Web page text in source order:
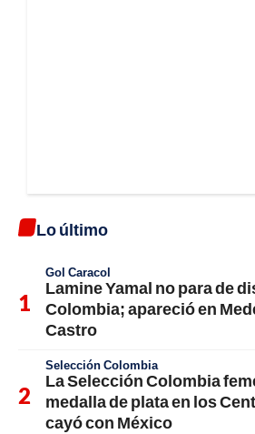
Lo último
Gol Caracol
Lamine Yamal no para de
Colombia; apareció en
Castro
Selección Colombia
La Selección Colombia
medalla de plata en los
cayó con México